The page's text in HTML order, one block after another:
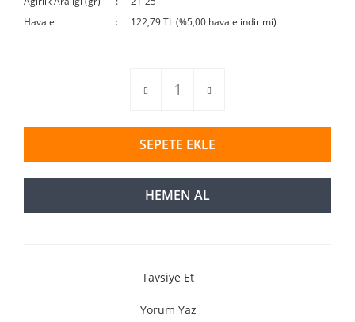
Havale
122,79 TL (%5,00 havale indirimi)
SEPETE EKLE
HEMEN AL
Tavsiye Et
Yorum Yaz